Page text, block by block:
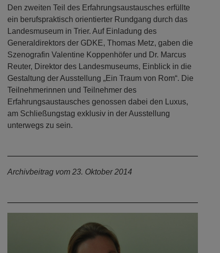
Den zweiten Teil des Erfahrungsaustausches erfüllte
ein berufspraktisch orientierter Rundgang durch das
Landesmuseum in Trier. Auf Einladung des
Generaldirektors der GDKE, Thomas Metz, gaben die
Szenografin Valentine Koppenhöfer und Dr. Marcus
Reuter, Direktor des Landesmuseums, Einblick in die
Gestaltung der Ausstellung „Ein Traum von Rom“. Die
Teilnehmerinnen und Teilnehmer des
Erfahrungsaustausches genossen dabei den Luxus,
am Schließungstag exklusiv in der Ausstellung
unterwegs zu sein.
Archivbeitrag vom 23. Oktober 2014